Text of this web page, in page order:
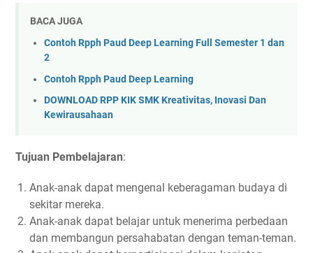
BACA JUGA
Contoh Rpph Paud Deep Learning Full Semester 1 dan
2
Contoh Rpph Paud Deep Learning
DOWNLOAD RPP KIK SMK Kreativitas, Inovasi Dan
Kewirausahaan
Tujuan Pembelajaran:
Anak-anak dapat mengenal keberagaman budaya di
sekitar mereka.
Anak-anak dapat belajar untuk menerima perbedaan
dan membangun persahabatan dengan teman-teman.